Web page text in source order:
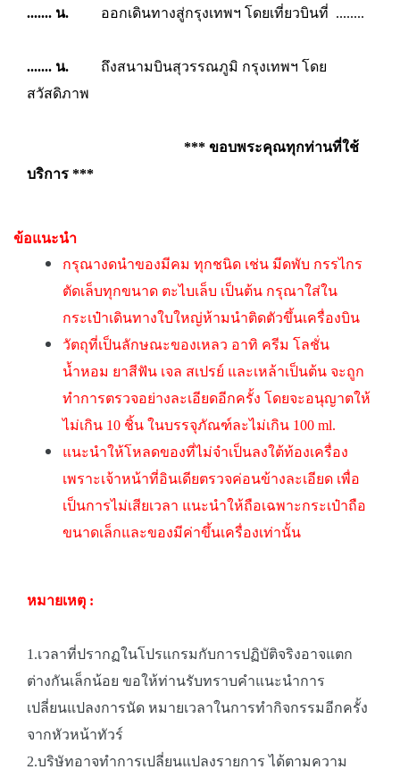
....... น. ออกเดินทางสู่กรุงเทพฯ โดยเที่ยวบินที่ ........
....... น.
ถึงสนามบินสุวรรณภูมิ กรุงเทพฯ โดย
สวัสดิภาพ
*** ขอบพระคุณทุกท่านที่ใช้
บริการ ***
ข้อแนะนำ
กรุณางดนำของมีคม ทุกชนิด เช่น มีดพับ กรรไกร
ตัดเล็บทุกขนาด ตะไบเล็บ เป็นต้น กรุณาใส่ใน
กระเป๋าเดินทางใบใหญ่ห้ามนำติดตัวขึ้นเครื่องบิน
วัตถุที่เป็นลักษณะของเหลว อาทิ ครีม โลชั่น
น้ำหอม ยาสีฟัน เจล สเปรย์ และเหล้าเป็นต้น จะถูก
ทำการตรวจอย่างละเอียดอีกครั้ง โดยจะอนุญาตให้
ไม่เกิน 10 ชิ้น ในบรรจุภัณฑ์ละไม่เกิน 100 ml.
แนะนำให้โหลดของที่ไม่จำเป็นลงใต้ท้องเครื่อง
เพราะเจ้าหน้าที่อินเดียตรวจค่อนข้างละเอียด เพื่อ
เป็นการไม่เสียเวลา แนะนำให้ถือเฉพาะกระเป๋าถือ
ขนาดเล็กและของมีค่าขึ้นเครื่องเท่านั้น
หมายเหตุ :
1.เวลาที่ปรากฏในโปรแกรมกับการปฏิบัติจริงอาจแตก
ต่างกันเล็กน้อย ขอให้ท่านรับทราบคำแนะนำการ
เปลี่ยนแปลงการนัด หมายเวลาในการทำกิจกรรมอีกครั้ง
จากหัวหน้าทัวร์
2.บริษัทอาจทำการเปลี่ยนแปลงรายการ ได้ตามความ